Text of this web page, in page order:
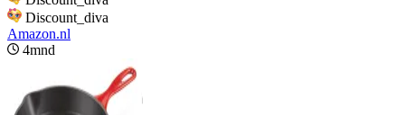
Discount_diva
Amazon.nl
4mnd